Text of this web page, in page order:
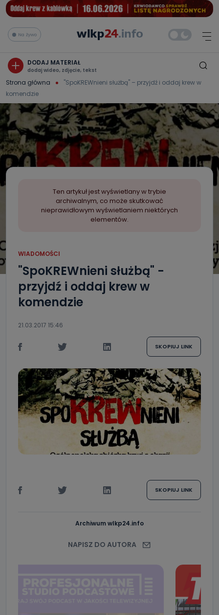
Na żywo
DODAJ MATERIAŁ
dodaj wideo, zdjęcie, tekst
Strona główna
"SpoKREWnieni służbą" – przyjdź i oddaj krew w
komendzie
Ten artykuł jest wyświetlany w trybie
archiwalnym, co może skutkować
nieprawidłowym wyświetlaniem niektórych
elementów.
WIADOMOŚCI
"SpoKREWnieni służbą" -
przyjdź i oddaj krew w
komendzie
21.03.2017 15:46
SKOPIUJ LINK
SKOPIUJ LINK
Archiwum wlkp24.info
NAPISZ DO AUTORA